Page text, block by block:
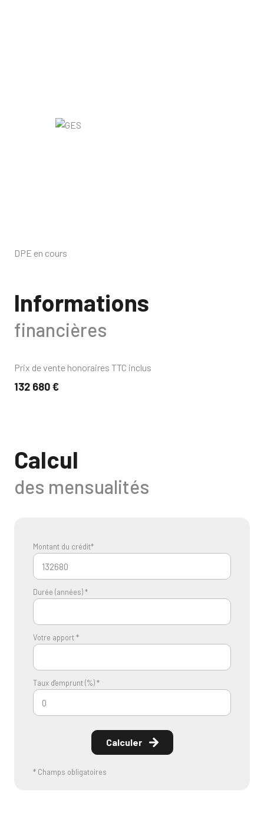
DPE en cours
Informations
financières
Prix de vente honoraires TTC inclus
132 680 €
Calcul
des mensualités
Montant du crédit*
Durée (années) *
Votre apport *
Taux d'emprunt (%) *
Calculer
* Champs obligatoires